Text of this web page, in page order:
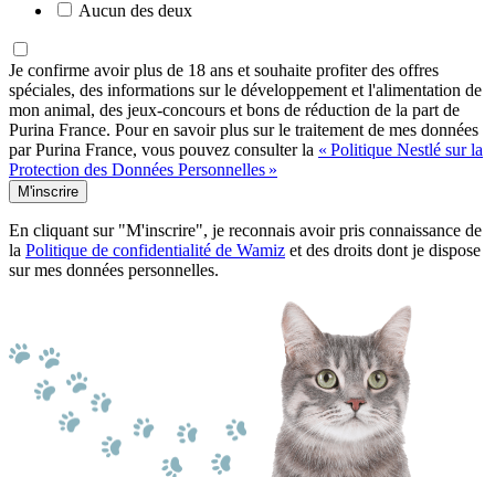
Aucun des deux
Je confirme avoir plus de 18 ans et souhaite profiter des offres
spéciales, des informations sur le développement et l'alimentation de
mon animal, des jeux-concours et bons de réduction de la part de
Purina France. Pour en savoir plus sur le traitement de mes données
par Purina France, vous pouvez consulter la « Politique Nestlé sur la
Protection des Données Personnelles »
M'inscrire
En cliquant sur "M'inscrire", je reconnais avoir pris connaissance de
la Politique de confidentialité de Wamiz et des droits dont je dispose
sur mes données personnelles.